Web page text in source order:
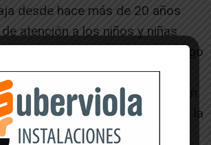
desde hace más de 20 años
atención a los niños y niñas
centrados en la infancia en riesgo
social. A través de sus
proporcionan una atención
niñas y sus familias para que la
o de exclusión social en la